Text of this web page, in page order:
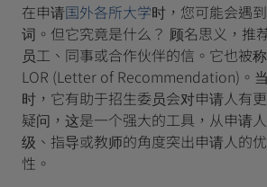
在申请国外各所大学时，您可能会遇
词。但它究竟是什么？ 顾名思义，推
员工、同事或合作伙伴的信。它也被
LOR (Letter of Recommendation)。
时，它有助于招生委员会对申请人有
疑问，这是一个强大的工具，从申请
级、指导或教师的角度突出申请人的
性。